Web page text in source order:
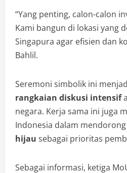
“Yang penting, calon-calon
Kami bangun di lokasi yang
Singapura agar efisien dan
Bahlil.
Seremoni simbolik ini
rangkaian diskusi intensif
negara. Kerja sama ini juga
Indonesia dalam mendorong
hijau sebagai prioritas
Sebagai informasi, ketiga